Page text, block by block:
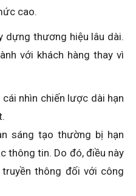
cao.
dựng thương hiệu lâu dài.
với khách hàng thay vì
nhìn chiến lược dài hạn
sáng tạo thường bị hạn
thông tin. Do đó, điều này
thông đối với công